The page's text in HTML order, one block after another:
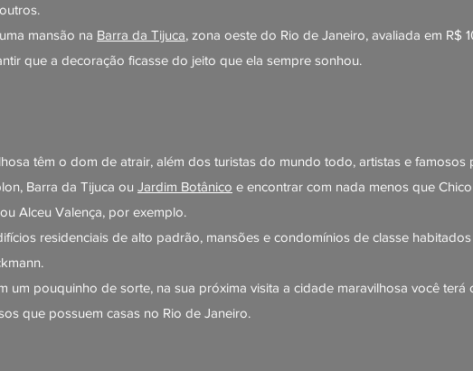
mansão na Barra da Tijuca, zona oeste do Rio de Janeiro, avaliada em R$
que a decoração ficasse do jeito que ela sempre sonhou.
têm o dom de atrair, além dos turistas do mundo todo, artistas e
Barra da Tijuca ou Jardim Botânico e encontrar com nada menos que
Alceu Valença, por exemplo.
residenciais de alto padrão, mansões e condomínios de classe
um pouquinho de sorte, na sua próxima visita a cidade maravilhosa você
que possuem casas no Rio de Janeiro.